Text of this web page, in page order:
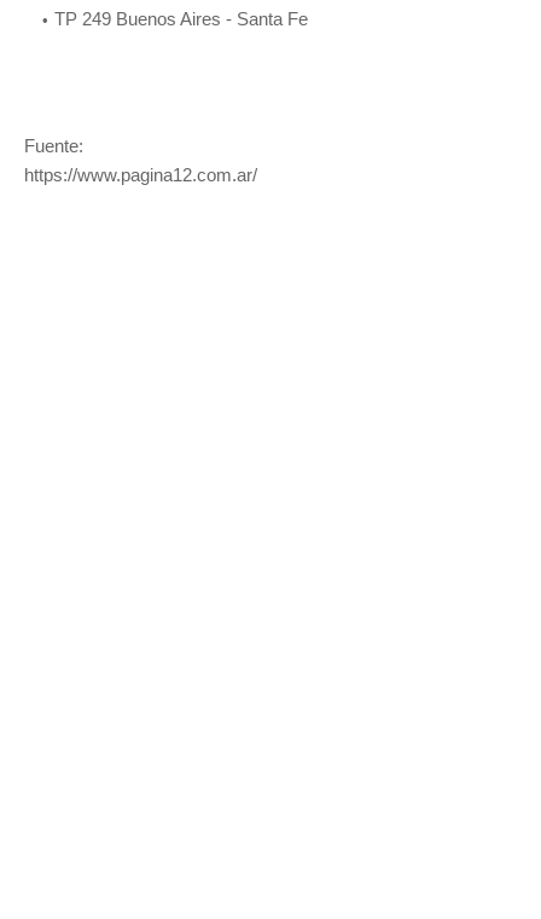
TP 249 Buenos Aires - Santa Fe
Fuente:
https://www.pagina12.com.ar/